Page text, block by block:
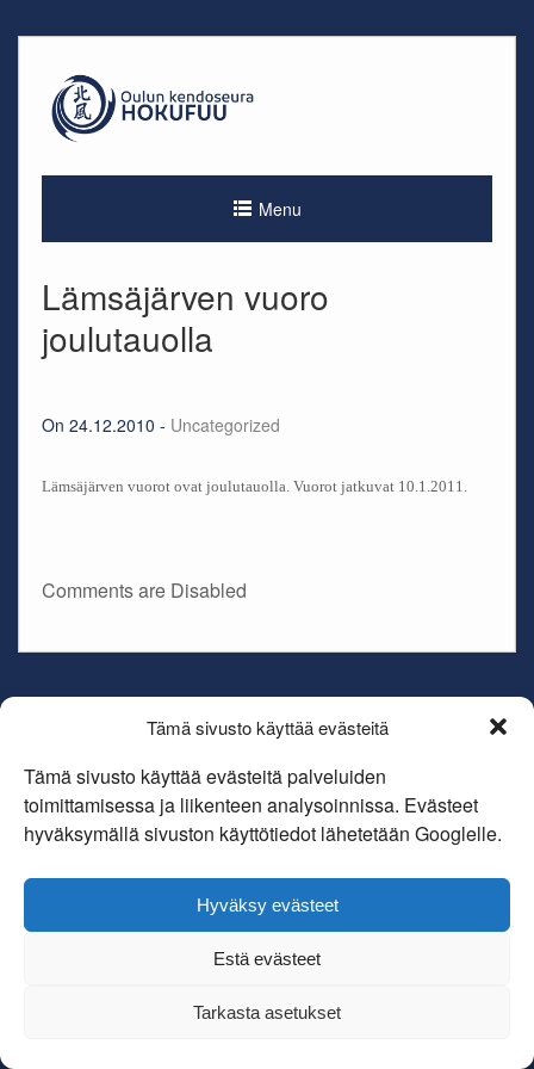
Tämä sivusto käyttää evästeitä
Tämä sivusto käyttää evästeitä palveluiden
toimittamisessa ja liikenteen analysoinnissa. Evästeet
hyväksymällä sivuston käyttötiedot lähetetään Googlelle.
Hyväksy evästeet
Estä evästeet
Tarkasta asetukset
content
Menu
Lämsäjärven vuoro
joulutauolla
On 24.12.2010 - Uncategorized
Lämsäjärven vuorot ovat joulutauolla. Vuorot jatkuvat 10.1.2011.
Comments are Disabled
Copyright Oulun kendoseura Hokufuu ry
Theme BySiteOrigin